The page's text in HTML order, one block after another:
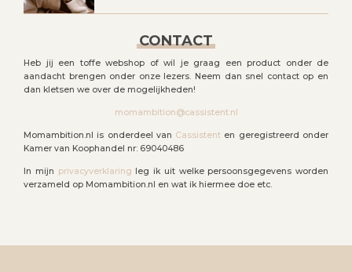
CONTACT
Heb jij een toffe webshop of wil je graag een product onder de
aandacht brengen onder onze lezers. Neem dan snel contact op en
dan kletsen we over de mogelijkheden!
momambition@cassistent.nl
Momambition.nl is onderdeel van Cassistent en geregistreerd onder
Kamer van Koophandel nr: 69040486
In mijn privacyverklaring leg ik uit welke persoonsgegevens worden
verzameld op Momambition.nl en wat ik hiermee doe etc.